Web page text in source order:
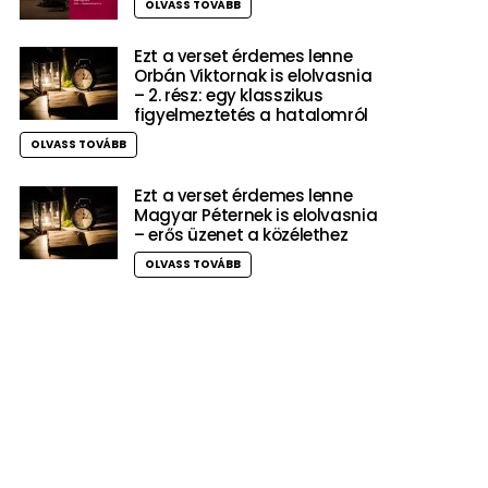
OLVASS TOVÁBB
Ezt a verset érdemes lenne
Orbán Viktornak is elolvasnia
– 2. rész: egy klasszikus
figyelmeztetés a hatalomról
OLVASS TOVÁBB
Ezt a verset érdemes lenne
Magyar Péternek is elolvasnia
– erős üzenet a közélethez
OLVASS TOVÁBB